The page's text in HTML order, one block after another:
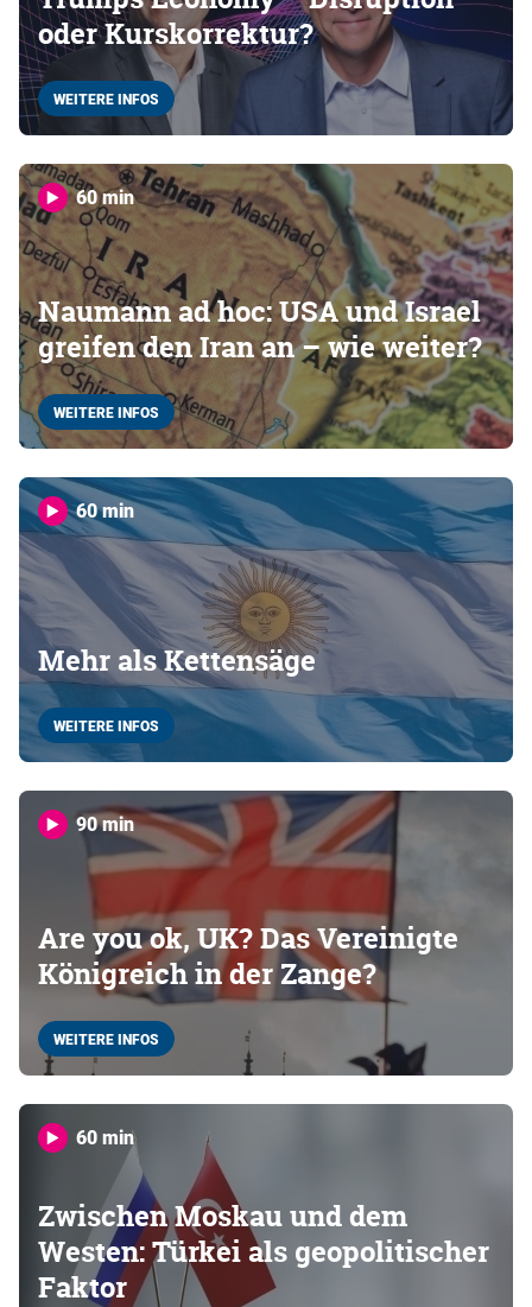
oder Kurskorrektur?
WEITERE INFOS
60 min
Naumann ad hoc: USA und Israel
greifen den Iran an – wie weiter?
WEITERE INFOS
60 min
Mehr als Kettensäge
WEITERE INFOS
90 min
Are you ok, UK? Das Vereinigte
Königreich in der Zange?
WEITERE INFOS
60 min
Zwischen Moskau und dem
Westen: Türkei als geopolitischer
Faktor